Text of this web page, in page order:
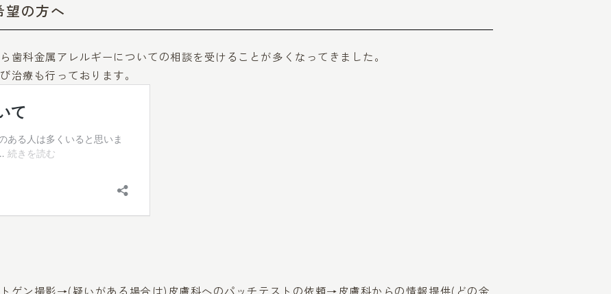
望の方へ
歯科金属アレルギーについての相談を受けることが多くなってきました。
治療も行っております。
ゲン撮影→(疑いがある場合は)皮膚科へのパッチテストの依頼→皮膚科からの情報提供(どの金